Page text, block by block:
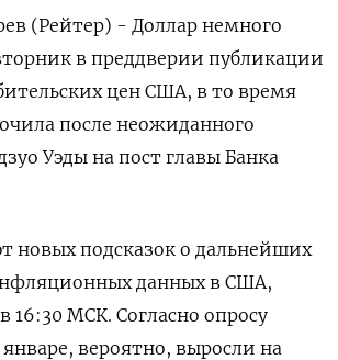
(Рейтер) - Доллар немного
в преддверии публикации
цен США, в то время
после неожиданного
Уэды на пост главы Банка
новых подсказок о дальнейших
данных в США,
МСК. Согласно опросу
вероятно, выросли на